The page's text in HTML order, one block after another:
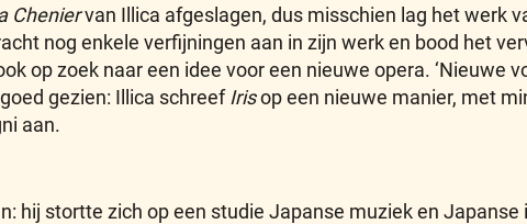
Cheniervan Illica afgeslagen, dus misschien lag het werk
nog enkele verfijningen aan in zijn werk en bood het
op zoek naar een idee voor een nieuwe opera. ‘Nieuwe
gezien: Illica schreef Irisop een nieuwe manier, met
aan.
hij stortte zich op een studie Japanse muziek en Japanse